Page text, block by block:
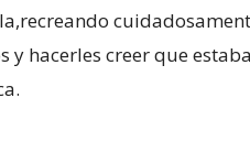
y hacerles creer que